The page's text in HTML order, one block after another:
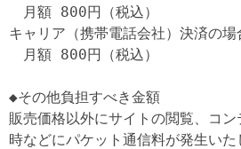
月額 800円（税込）
キャリア（携帯電話会社）決済の場
月額 800円（税込）
◆その他負担すべき金額
販売価格以外にサイトの閲覧、コ
時などにパケット通信料が発生いた